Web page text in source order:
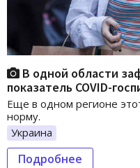
В одной области
показатель COVID-
Еще в одном регионе
норму.
Украина
Подробнее